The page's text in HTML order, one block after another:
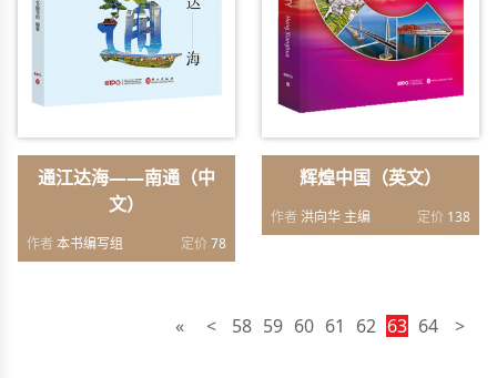
通江达海——南通（中
文）
作者 本书编写组 定价78
辉煌中国（英文）
作者 洪向华 主编 定价 138
« < 58 59 60 61 62 63 64 >